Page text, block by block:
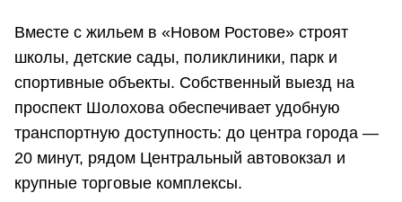
Вместе с жильем в «Новом Ростове» строят
школы, детские сады, поликлиники, парк и
спортивные объекты. Собственный выезд на
проспект Шолохова обеспечивает удобную
транспортную доступность: до центра города —
20 минут, рядом Центральный автовокзал и
крупные торговые комплексы.